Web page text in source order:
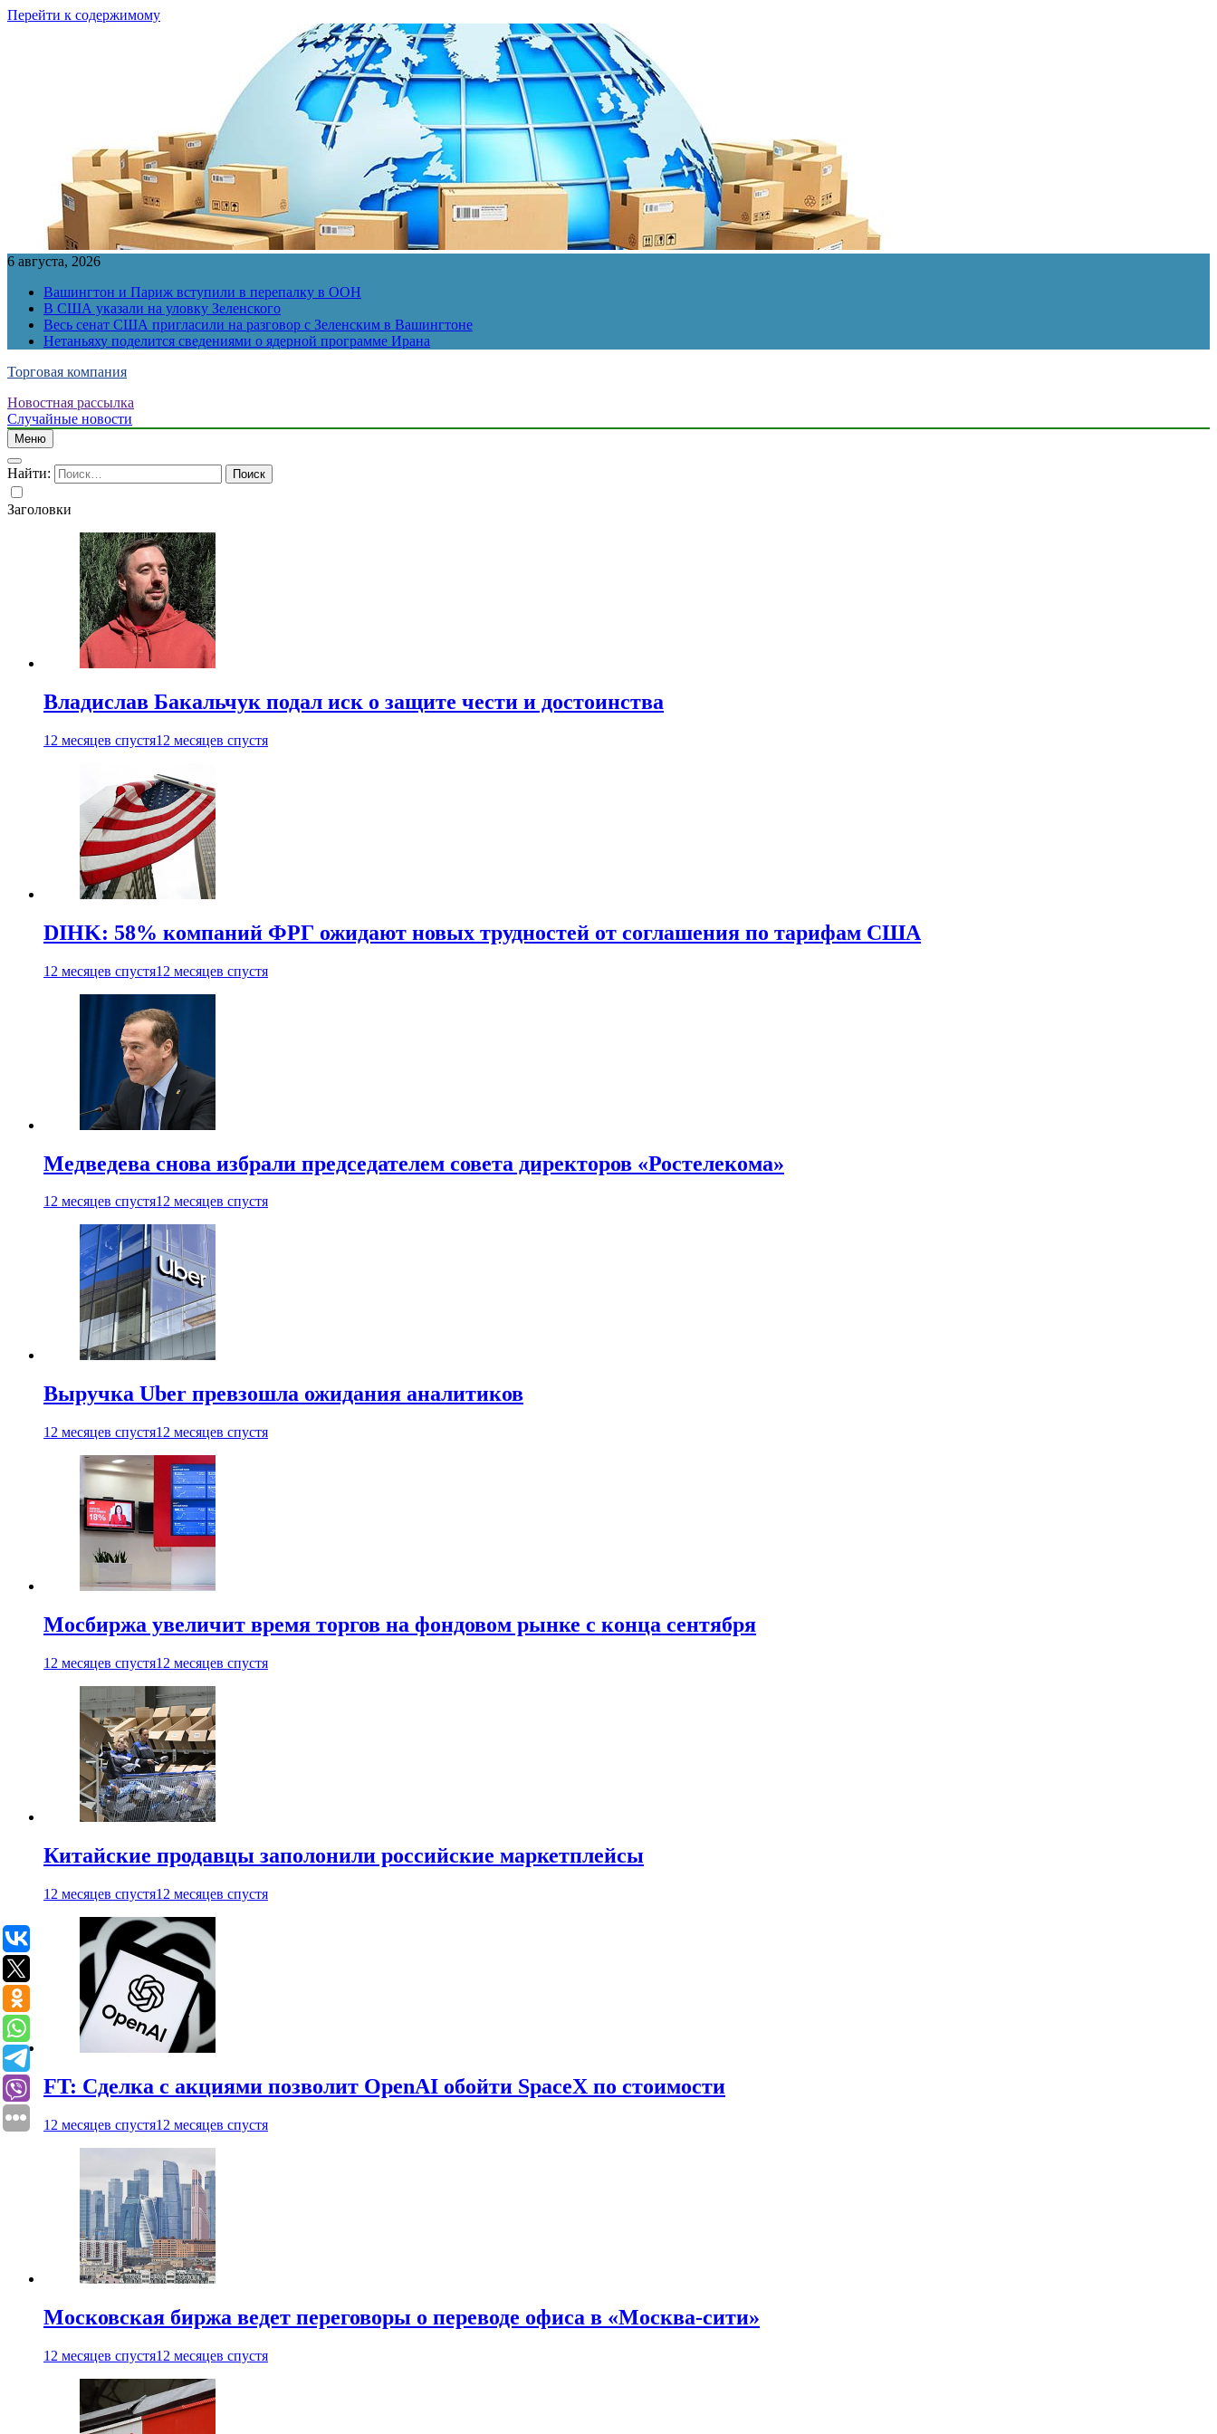
Перейти к содержимому
6 августа, 2026
Вашингтон и Париж вступили в перепалку в ООН
В США указали на уловку Зеленского
Весь сенат США пригласили на разговор с Зеленским в Вашингтоне
Нетаньяху поделится сведениями о ядерной программе Ирана
Торговая компания
Новостная рассылка
Случайные новости
Меню
Найти:
Заголовки
Владислав Бакальчук подал иск о защите чести и достоинства
12 месяцев спустя12 месяцев спустя
DIHK: 58% компаний ФРГ ожидают новых трудностей от соглашения по тарифам США
12 месяцев спустя12 месяцев спустя
Медведева снова избрали председателем совета директоров «Ростелекома»
12 месяцев спустя12 месяцев спустя
Выручка Uber превзошла ожидания аналитиков
12 месяцев спустя12 месяцев спустя
Мосбиржа увеличит время торгов на фондовом рынке с конца сентября
12 месяцев спустя12 месяцев спустя
Китайские продавцы заполонили российские маркетплейсы
12 месяцев спустя12 месяцев спустя
FT: Сделка с акциями позволит OpenAI обойти SpaceX по стоимости
12 месяцев спустя12 месяцев спустя
Московская биржа ведет переговоры о переводе офиса в «Москва-сити»
12 месяцев спустя12 месяцев спустя